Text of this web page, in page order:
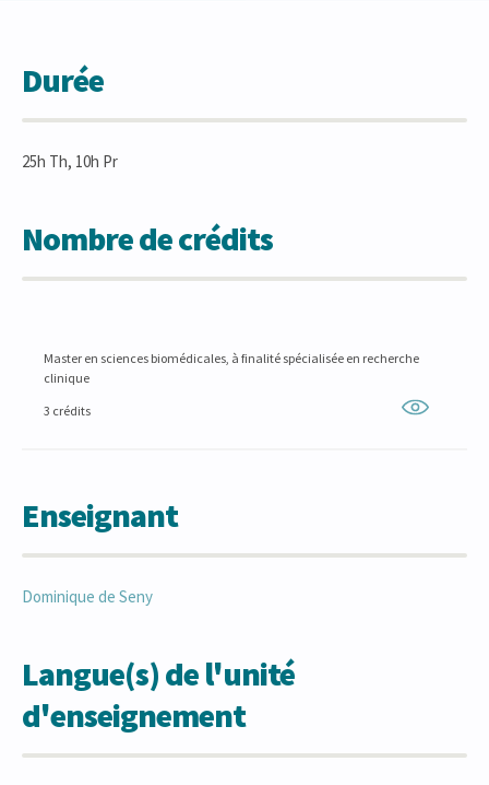
Durée
25h Th, 10h Pr
Nombre de crédits
Master en sciences biomédicales, à finalité spécialisée en recherche
clinique
3 crédits
Enseignant
Dominique de Seny
Langue(s) de l'unité
d'enseignement